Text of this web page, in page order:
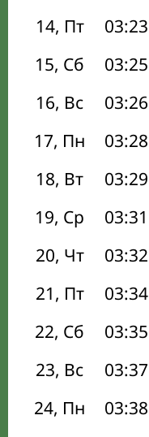
14, Пт
03:23
15, Сб
03:25
16, Вс
03:26
17, Пн
03:28
18, Вт
03:29
19, Ср
03:31
20, Чт
03:32
21, Пт
03:34
22, Сб
03:35
23, Вс
03:37
24, Пн
03:38